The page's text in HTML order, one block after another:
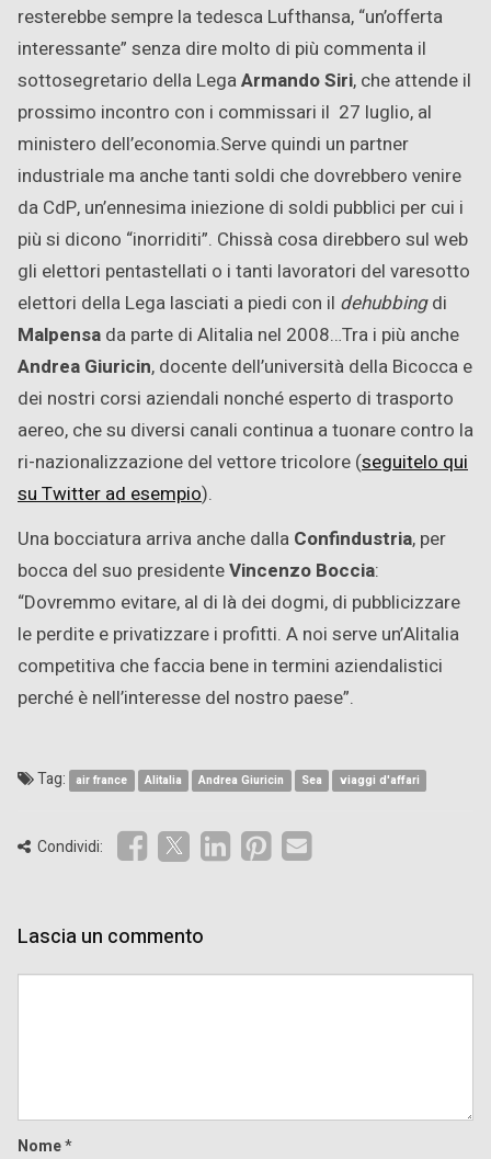
resterebbe sempre la tedesca Lufthansa, “un’offerta
interessante” senza dire molto di più commenta il
sottosegretario della LegaArmando Siri, che attende il
prossimo incontro con i commissari il 27 luglio, al
ministero dell’economia.Serve quindi un partner
industriale ma anche tanti soldi che dovrebbero venire
da CdP, un’ennesima iniezione di soldi pubblici per cui i
più si dicono “inorriditi”. Chissà cosa direbbero sul web
gli elettori pentastellati o i tanti lavoratori del varesotto
elettori della Lega lasciati a piedi con il dehubbingdi
Malpensa da parte di Alitalia nel 2008…Tra i più anche
Andrea Giuricin, docente dell’università della Bicocca e
dei nostri corsi aziendali nonché esperto di trasporto
aereo, che su diversi canali continua a tuonare contro la
ri-nazionalizzazione del vettore tricolore (seguitelo qui
su Twitter ad esempio).
Una bocciatura arriva anche dalla Confindustria, per
bocca del suo presidenteVincenzo Boccia:
“Dovremmo evitare, al di là dei dogmi, di pubblicizzare
le perdite e privatizzare i profitti. A noi serve un’Alitalia
competitiva che faccia bene in termini aziendalistici
perché è nell’interesse del nostro paese”.
Tag: air france Alitalia Andrea Giuricin Sea viaggi d'affari
Condividi:
Lascia un commento
Nome*